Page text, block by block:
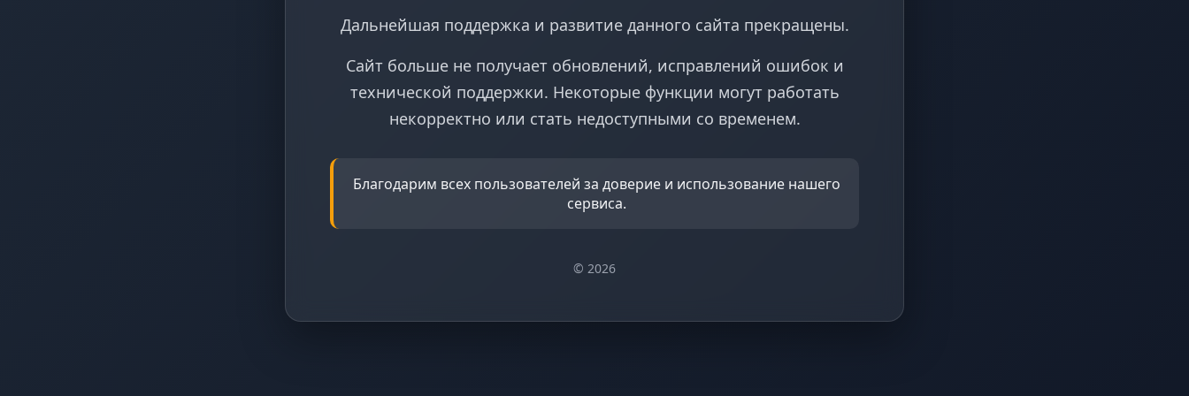
Дальнейшая поддержка и развитие данного сайта прекращены.
Сайт больше не получает обновлений, исправлений ошибок и
технической поддержки. Некоторые функции могут работать
некорректно или стать недоступными со временем.
Благодарим всех пользователей за доверие и использование нашего
сервиса.
© 2026